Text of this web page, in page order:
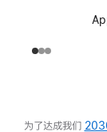
为了达成我们